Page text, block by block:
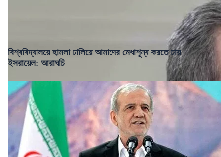
বিশ্ববিদ্যালয়ে হামলা চালিয়ে আমাদের মেধাশূন্য করতে চায়
ইসরায়েল: আরাঘচি